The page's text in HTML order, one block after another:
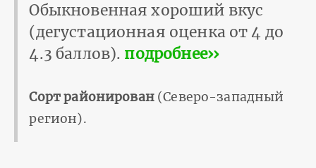
Обыкновенная хороший вкус
(дегустационная оценка от 4 до
4.3 баллов). подробнее››
Сорт районирован(Северо-западный
регион).